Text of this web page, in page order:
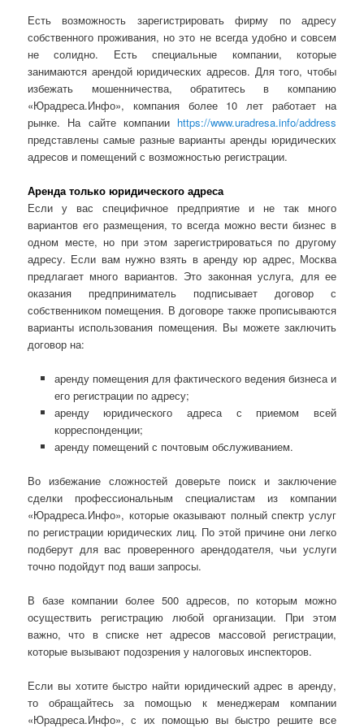
Есть возможность зарегистрировать фирму по адресу
собственного проживания, но это не всегда удобно и совсем
не солидно. Есть специальные компании, которые
занимаются арендой юридических адресов. Для того, чтобы
избежать мошенничества, обратитесь в компанию
«Юрадреса.Инфо», компания более 10 лет работает на
рынке. На сайте компании https://www.uradresa.info/address
представлены самые разные варианты аренды юридических
адресов и помещений с возможностью регистрации.
Аренда только юридического адреса
Если у вас специфичное предприятие и не так много
вариантов его размещения, то всегда можно вести бизнес в
одном месте, но при этом зарегистрироваться по другому
адресу. Если вам нужно взять в аренду юр адрес, Москва
предлагает много вариантов. Это законная услуга, для ее
оказания предприниматель подписывает договор с
собственником помещения. В договоре также прописываются
варианты использования помещения. Вы можете заключить
договор на:
аренду помещения для фактического ведения бизнеса и
его регистрации по адресу;
аренду юридического адреса с приемом всей
корреспонденции;
аренду помещений с почтовым обслуживанием.
Во избежание сложностей доверьте поиск и заключение
сделки профессиональным специалистам из компании
«Юрадреса.Инфо», которые оказывают полный спектр услуг
по регистрации юридических лиц. По этой причине они легко
подберут для вас проверенного арендодателя, чьи услуги
точно подойдут под ваши запросы.
В базе компании более 500 адресов, по которым можно
осуществить регистрацию любой организации. При этом
важно, что в списке нет адресов массовой регистрации,
которые вызывают подозрения у налоговых инспекторов.
Если вы хотите быстро найти юридический адрес в аренду,
то обращайтесь за помощью к менеджерам компании
«Юрадреса.Инфо», с их помощью вы быстро решите все